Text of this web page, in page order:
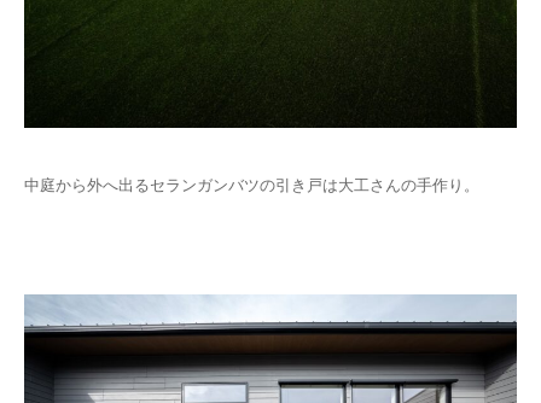
中庭から外へ出るセランガンバツの引き戸は大工さんの手作り。